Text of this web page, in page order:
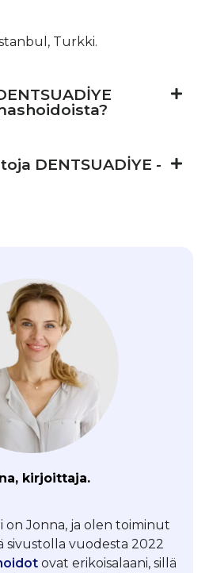
Turkki.
DENTSUADİYE -
kirjoittaja.
on Jonna, ja olen toiminut
sivustolla vuodesta 2022
ovat erikoisalaani, sillä